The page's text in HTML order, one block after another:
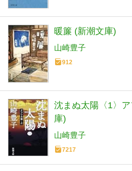
暖簾 (新潮文庫)
山崎豊子
912
沈まぬ太陽〈1〉
庫)
山崎豊子
7217